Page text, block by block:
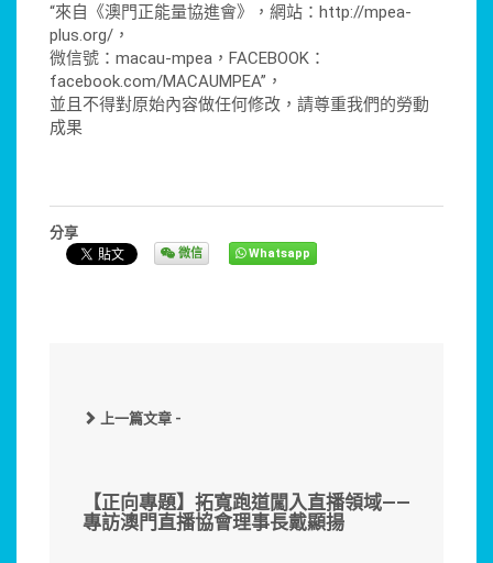
“來自《澳門正能量協進會》，網站：http://mpea-
plus.org/，
微信號：macau-mpea，FACEBOOK：
facebook.com/MACAUMPEA”，
並且不得對原始內容做任何修改，請尊重我們的勞動
成果
分享
微信 Whatsapp
上一篇文章 -
【正向專題】拓寬跑道闖入直播領域——
專訪澳門直播協會理事長戴顯揚